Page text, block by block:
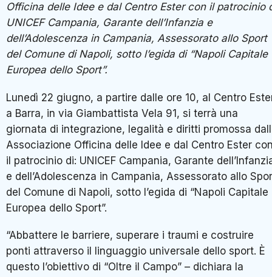
Officina delle Idee e dal Centro Ester con il patrocinio
UNICEF Campania, Garante dell’Infanzia e
dell’Adolescenza in Campania, Assessorato allo Sport
del Comune di Napoli, sotto l’egida di “Napoli Capitale
Europea dello Sport”.
Lunedì 22 giugno, a partire dalle ore 10, al Centro
a Barra, in via Giambattista Vela 91, si terrà una
giornata di integrazione, legalità e diritti promossa
Associazione Officina delle Idee e dal Centro Ester
il patrocinio di: UNICEF Campania, Garante
e dell’Adolescenza in Campania, Assessorato allo
del Comune di Napoli, sotto l’egida di “Napoli Capitale
Europea dello Sport”.
“Abbattere le barriere, superare i traumi e costruire
ponti attraverso il linguaggio universale dello sport. È
questo l’obiettivo di “Oltre il Campo” – dichiara la